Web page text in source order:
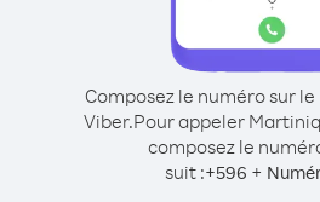
Composez le numéro sur
Viber.Pour appeler
composez le
suit :+596 +